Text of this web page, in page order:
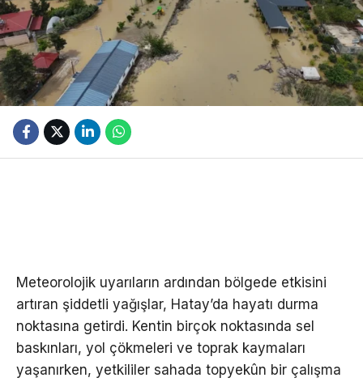
Meteorolojik uyarıların ardından bölgede etkisini
artıran şiddetli yağışlar, Hatay’da hayatı durma
noktasına getirdi. Kentin birçok noktasında sel
baskınları, yol çökmeleri ve toprak kaymaları
yaşanırken, yetkililer sahada topyekûn bir çalışma